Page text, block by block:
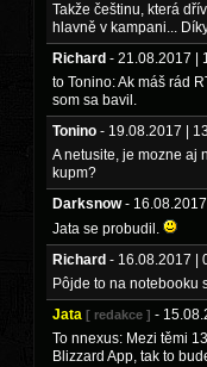
Takže češtinu, která
hlavně v kampani...
Richard - 21.08.2017 |
to Tonino: Ak máš rád
som sa bavil.
Tonino - 19.08.2017 |
A netusite, je mozne aj
kupm?
Darksnow -
Jata se probudil.
Richard - 16.08.2017 |
Pôjde to na notebooku
Jata [ redakce ] -
To nnexus: Mezi těmi
Blizzard App, tak to